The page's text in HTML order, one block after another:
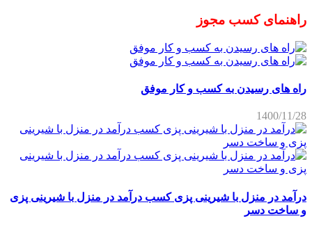
راهنمای کسب مجوز
راه های رسیدن به کسب و کار موفق
1400/11/28
درآمد در منزل با شیرینی پزی کسب درآمد در منزل با شیرینی پزی
و ساخت دسر